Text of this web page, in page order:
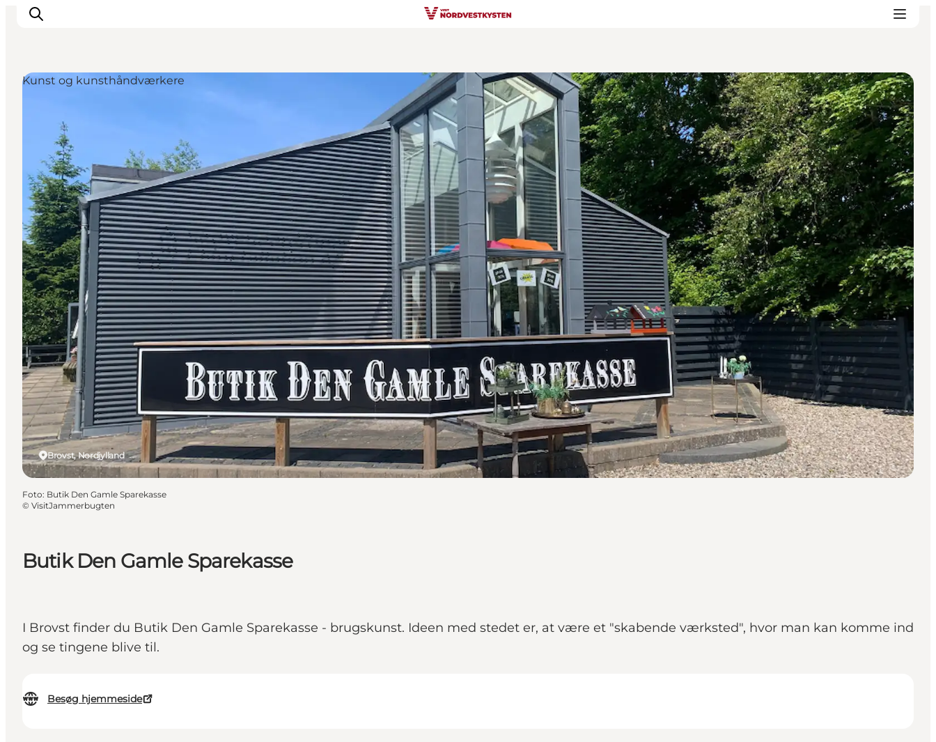
Feriesteder
Inspiration
Handicapvenlig ferie
Events
Overnatning
Planlæg din ferie
Butik Den Gamle Sparekasse
I Brovst finder du Butik Den Gamle Sparekasse - brugskunst. Ideen med stedet er, at være et "skabende værksted", hvor man kan komme ind
og se tingene blive til.
Besøg hjemmeside
Brovst, Nordjylland
Kunst og kunsthåndværkere
Foto: Butik Den Gamle Sparekasse
© VisitJammerbugten